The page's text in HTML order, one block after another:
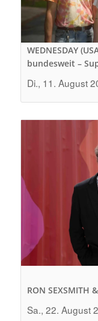
WEDNESDAY
bundesweit –
Di., 11. August
RON SEXSMITH
Sa., 22. August